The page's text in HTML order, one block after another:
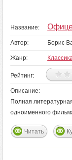
Название:
Автор: Борис
Жанр:
Рейтинг:
Описание:
Полная
одноименного
Читать